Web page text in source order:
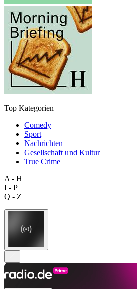
Top Kategorien
Comedy
Sport
Nachrichten
Gesellschaft und Kultur
True Crime
A - H
I - P
Q - Z